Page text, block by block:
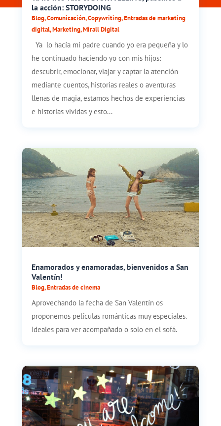
la acción: STORYDOING
Blog,Comunicación,Copywriting,Entradas de marketing
digital,Marketing,Mirall Digital
Ya lo hacía mi padre cuando yo era pequeña y lo
he continuado haciendo yo con mis hijos:
descubrir, emocionar, viajar y captar la atención
mediante cuentos, historias reales o aventuras
llenas de magia, estamos hechos de experiencias
e historias vividas y esto...
Enamorados y enamoradas, bienvenidos a San
Valentín!
Blog,Entradas de cinema
Aprovechando la fecha de San Valentín os
proponemos películas románticas muy especiales.
Ideales para ver acompañado o solo en el sofá.